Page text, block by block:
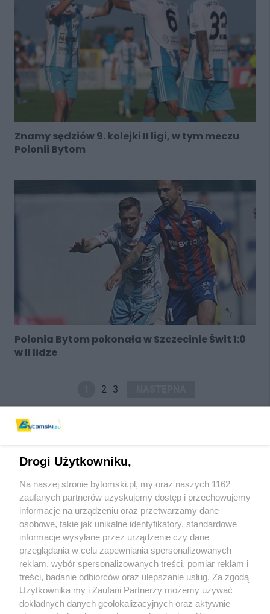
Znamy sędziów 9. kolejki II ligi, w tym meczu
Polonii Bytom
Polonia Bytom pokonała w Szczecinie Świt 1:0
w II lidze
2 3
Wydawca mediów lokalnych
Nie zapomnij
zapoznać się z:
polityką prywatności regulamin korzystania z portali
Twojemiasto Skontaktuj sięz nami
Drogi Użytkowniku,
Na naszej stronie bytomski.pl, my oraz naszych 1162
zaufanych partnerów uzyskujemy dostęp i przechowujemy
informacje na urządzeniu oraz przetwarzamy dane
osobowe, takie jak unikalne identyfikatory, standardowe
informacje wysyłane przez urządzenie czy dane
przeglądania w celu zapewniania spersonalizowanych
reklam, wybór spersonalizowanych treści, pomiar reklam i
treści, badanie odbiorców oraz ulepszanie usług. Za zgodą
Użytkownika my i Zaufani Partnerzy możemy używać
dokładnych danych geolokalizacyjnych oraz aktywnie